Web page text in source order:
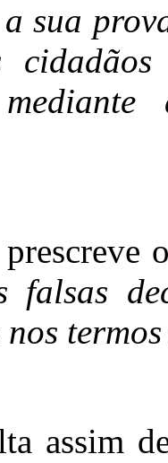
sua
falsas
assim